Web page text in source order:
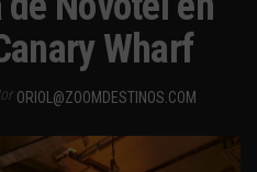
Wharf
ORIOL@ZOOMDESTINOS.COM